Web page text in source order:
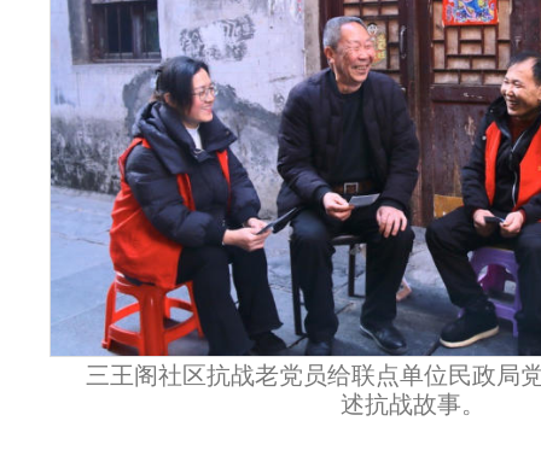
三王阁社区抗战老党员给联点单位民政局
述抗战故事。